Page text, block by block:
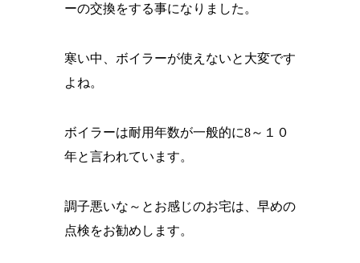
ーの交換をする事になりました。
寒い中、ボイラーが使えないと大変です
よね。
ボイラーは耐用年数が一般的に8～１０
年と言われています。
調子悪いな～とお感じのお宅は、早めの
点検をお勧めします。